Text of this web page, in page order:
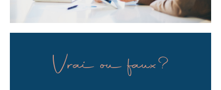
Vrai ou faux?